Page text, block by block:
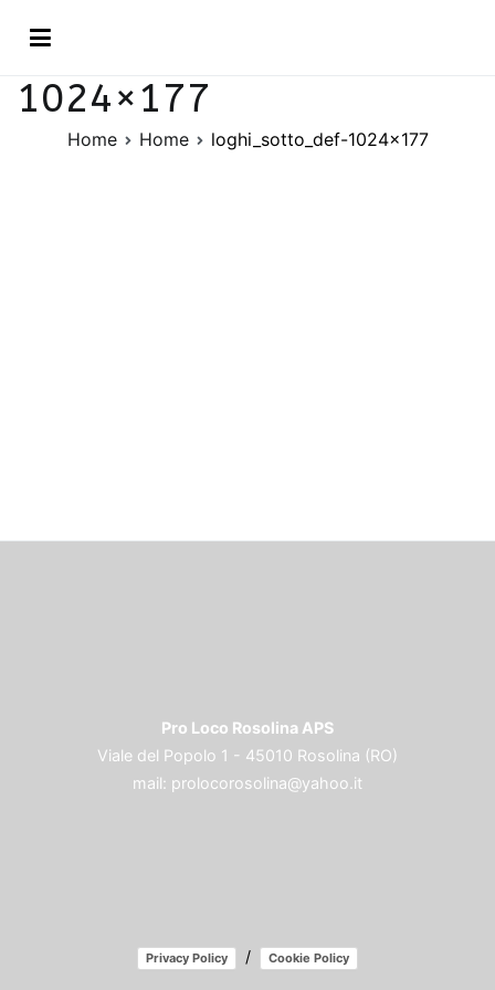
loghi_sotto_def-
1024×177
Home Home loghi_sotto_def-1024×177
Pro Loco Rosolina APS
Viale del Popolo 1 - 45010 Rosolina (RO)
mail: prolocorosolina@yahoo.it
Privacy Policy / Cookie Policy